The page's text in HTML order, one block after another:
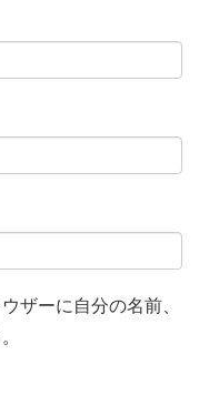
ザーに自分の名前、